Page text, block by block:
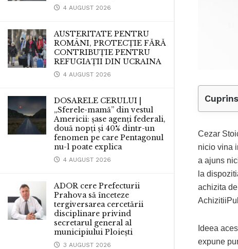
4 AUGUST 2026
AUSTERITATE PENTRU
ROMÂNI, PROTECȚIE FĂRĂ
CONTRIBUȚIE PENTRU
REFUGIAȚII DIN UCRAINA
4 AUGUST 2026
DOSARELE CERULUI |
„Sferele-mamă” din vestul
Americii: șase agenți federali,
două nopți și 40% dintr-un
fenomen pe care Pentagonul
nu-l poate explica
4 AUGUST 2026
ADOR cere Prefecturii
Prahova să înceteze
tergiversarea cercetării
disciplinare privind
secretarul general al
municipiului Ploiești
3 AUGUST 2026
Cuprins
Cezar
nicio vina
a ajuns
la
achizita
Ideea
expune